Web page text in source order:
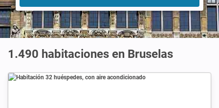
1.490 habitaciones en Bruselas